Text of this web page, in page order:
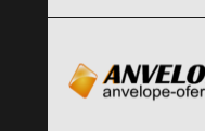
Clic și Vezi